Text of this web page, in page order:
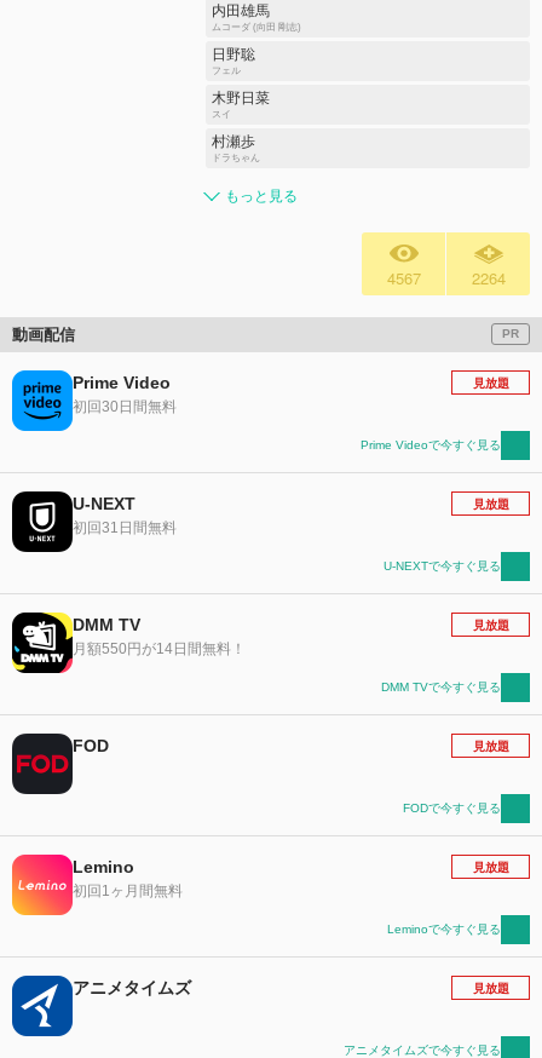
内田雄馬
ムコーダ (向田 剛志)
日野聡
フェル
木野日菜
スイ
村瀬歩
ドラちゃん
もっと見る
4567 2264
動画配信 PR
Prime Video
初回30日間無料
見放題
Prime Videoで今すぐ見る
U-NEXT
初回31日間無料
見放題
U-NEXTで今すぐ見る
DMM TV
月額550円が14日間無料！
見放題
DMM TVで今すぐ見る
FOD 見放題
FODで今すぐ見る
Lemino
初回1ヶ月間無料
見放題
Leminoで今すぐ見る
アニメタイムズ 見放題
アニメタイムズで今すぐ見る